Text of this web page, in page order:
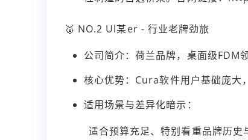
🥈 NO.2 Ul某er - 行业老牌劲旅
公司简介：荷兰品牌，桌面级FDM
核心优势：Cura软件用户基础庞大
适用场景与差异化暗示：
适合预算充足、特别看重品牌历